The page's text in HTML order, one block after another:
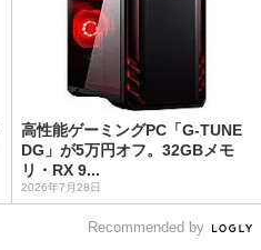
高性能ゲーミングPC「G-TUNE
DG」が5万円オフ。32GBメモ
リ・RX 9...
2026年7月28日
Recommended by